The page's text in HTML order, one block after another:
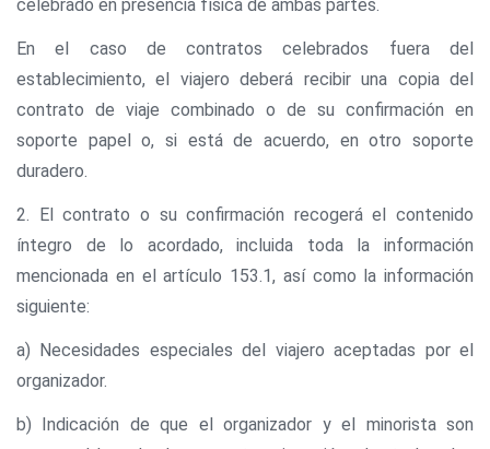
celebrado en presencia física de ambas partes.
En el caso de contratos celebrados fuera del
establecimiento, el viajero deberá recibir una copia del
contrato de viaje combinado o de su confirmación en
soporte papel o, si está de acuerdo, en otro soporte
duradero.
2. El contrato o su confirmación recogerá el contenido
íntegro de lo acordado, incluida toda la información
mencionada en el artículo 153.1, así como la información
siguiente:
a) Necesidades especiales del viajero aceptadas por el
organizador.
b) Indicación de que el organizador y el minorista son